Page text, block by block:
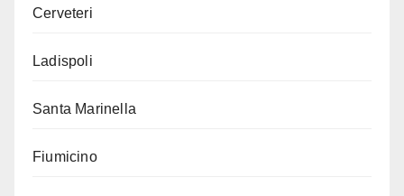
Cerveteri
Ladispoli
Santa Marinella
Fiumicino